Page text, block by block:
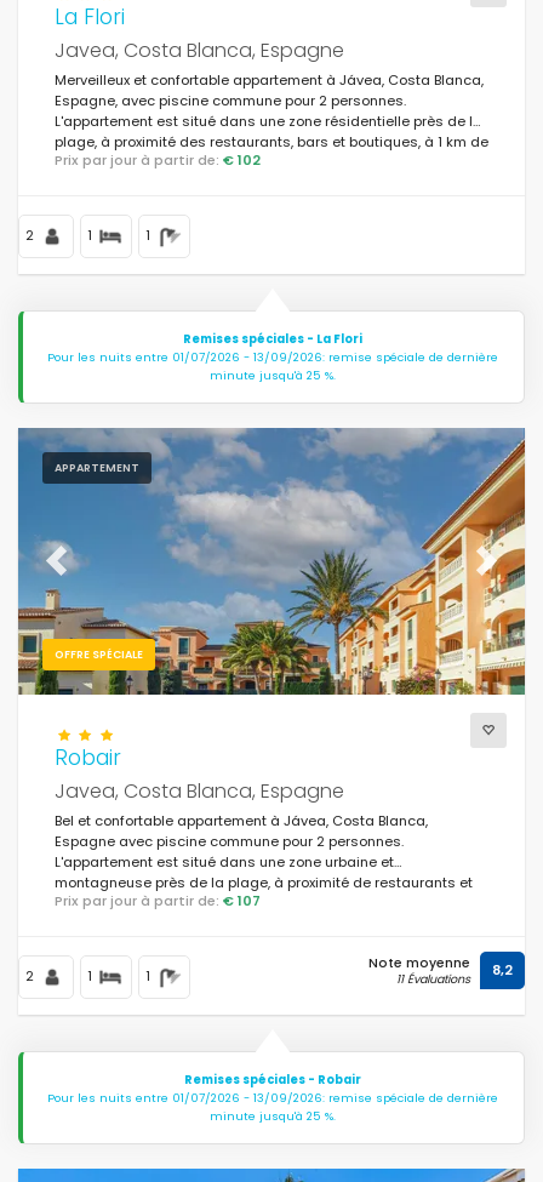
La Flori
Javea, Costa Blanca, Espagne
Merveilleux et confortable appartement à Jávea, Costa Blanca,
Espagne, avec piscine commune pour 2 personnes.
L'appartement est situé dans une zone résidentielle près de la
plage, à proximité des restaurants, bars et boutiques, à 1 km de
la plage La Grava Puerto, Jávea et à 1 km de Mediterráneo,
Prix par jour à partir de: € 102
2 1 1
Remises spéciales - La Flori
Pour les nuits entre 01/07/2026 - 13/09/2026: remise spéciale de dernière
minute jusqu'à 25 %.
APPARTEMENT
OFFRE SPÉCIALE
Previous Next
Robair
Javea, Costa Blanca, Espagne
Bel et confortable appartement à Jávea, Costa Blanca,
Espagne avec piscine commune pour 2 personnes.
L'appartement est situé dans une zone urbaine et
montagneuse près de la plage, à proximité de restaurants et
bars, boutiques et supermarchés, à 1 km de la plage de La
Prix par jour à partir de: € 107
2 1 1
Note moyenne
11 Évaluations 8,2
Remises spéciales - Robair
Pour les nuits entre 01/07/2026 - 13/09/2026: remise spéciale de dernière
minute jusqu'à 25 %.